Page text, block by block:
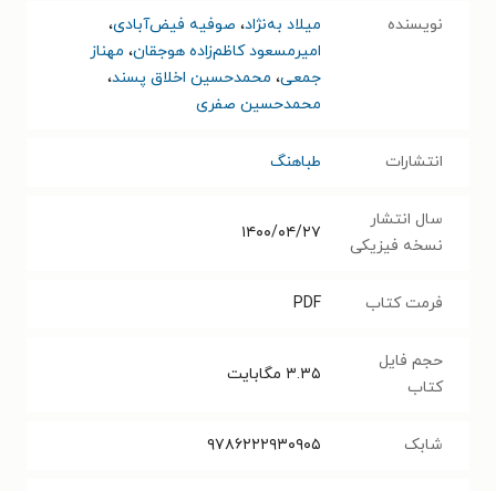
نویسنده میلاد به‌نژاد، صوفیه فیض‌آبادی،
امیرمسعود کاظم‌زاده هوجقان، مهناز
جمعی، محمدحسین اخلاق پسند،
محمدحسین صفری
انتشارات طباهنگ
سال انتشار
نسخه فیزیکی
۱۴۰۰/۰۴/۲۷
فرمت کتاب PDF
حجم فایل
کتاب
۳.۳۵ مگابایت
شابک ۹۷۸۶۲۲۲۹۳۰۹۰۵